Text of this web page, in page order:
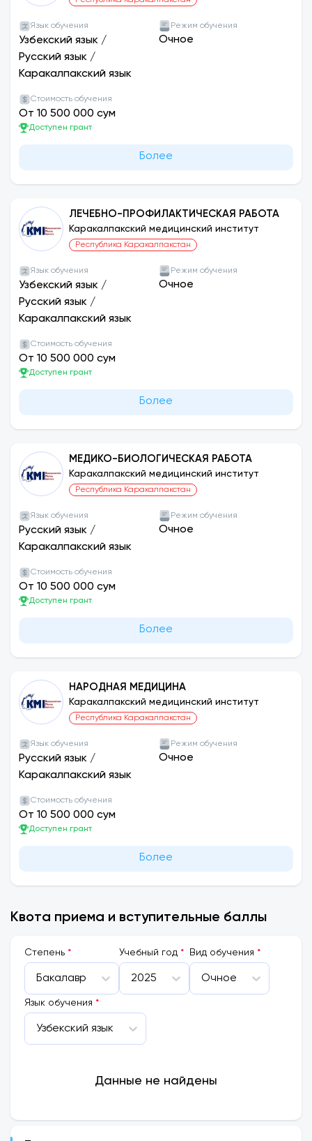
Язык обучения
Узбекский язык /
Русский язык /
Каракалпакский язык
Режим обучения
Очное
Стоимость обучения
От 10 500 000 сум
Доступен грант
Более
ЛЕЧЕБНО-ПРОФИЛАКТИЧЕСКАЯ РАБОТА
Каракалпакский медицинский институт
Республика Каракалпакстан
Язык обучения
Узбекский язык /
Русский язык /
Каракалпакский язык
Режим обучения
Очное
Стоимость обучения
От 10 500 000 сум
Доступен грант
Более
МЕДИКО-БИОЛОГИЧЕСКАЯ РАБОТА
Каракалпакский медицинский институт
Республика Каракалпакстан
Язык обучения
Русский язык /
Каракалпакский язык
Режим обучения
Очное
Стоимость обучения
От 10 500 000 сум
Доступен грант
Более
НАРОДНАЯ МЕДИЦИНА
Каракалпакский медицинский институт
Республика Каракалпакстан
Язык обучения
Русский язык /
Каракалпакский язык
Режим обучения
Очное
Стоимость обучения
От 10 500 000 сум
Доступен грант
Более
Квота приема и вступительные баллы
Cтепень *
Бакалавр
Учебный год *
2025
Вид обучения *
Очное
Язык обучения *
Узбекский язык
Данные не найдены